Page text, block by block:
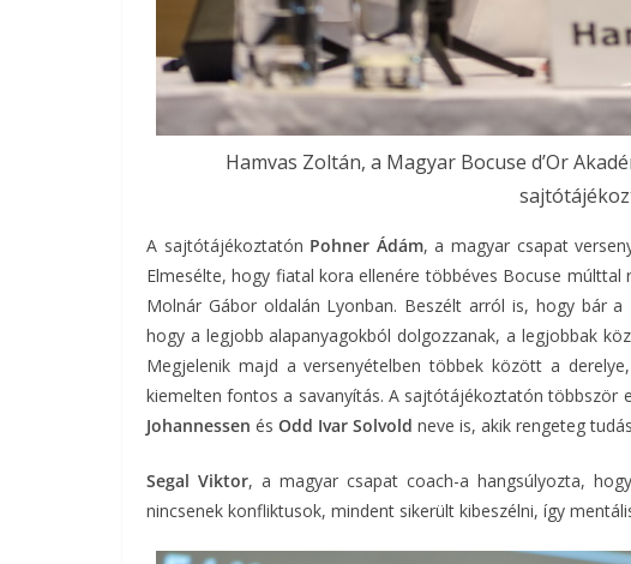
Hamvas Zoltán, a Magyar Bocuse d’Or
A sajtótájékoztatón Pohner Ádám, a magyar csapat
Elmesélte, hogy fiatal kora ellenére többéves Bocuse
Molnár Gábor oldalán Lyonban. Beszélt arról is, hogy bár
hogy a legjobb alapanyagokból dolgozzanak, a legjobbak
Megjelenik majd a versenyételben többek között a
kiemelten fontos a savanyítás. A sajtótájékoztatón többször
Johannessen és Odd Ivar Solvold neve is, akik rengeteg
Segal Viktor, a magyar csapat coach-a hangsúlyozta,
nincsenek konfliktusok, mindent sikerült kibeszélni, így